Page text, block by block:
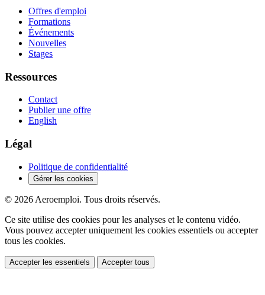
Offres d'emploi
Formations
Événements
Nouvelles
Stages
Ressources
Contact
Publier une offre
English
Légal
Politique de confidentialité
Gérer les cookies
© 2026 Aeroemploi. Tous droits réservés.
Ce site utilise des cookies pour les analyses et le contenu vidéo.
Vous pouvez accepter uniquement les cookies essentiels ou accepter
tous les cookies.
Accepter les essentiels Accepter tous